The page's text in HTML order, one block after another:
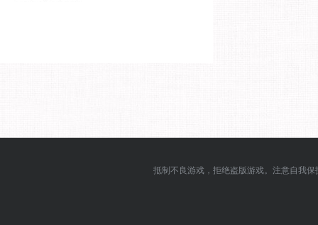
抵制不良游戏，拒绝盗版游戏。注意自我